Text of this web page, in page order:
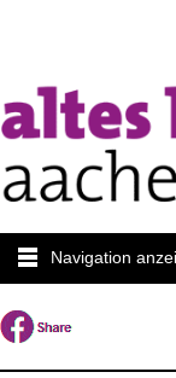
Navigation